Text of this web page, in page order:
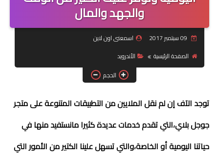
جرافيك
موبايل
كورسات
والجهد والمال
اسمعنى اون لاين
الصفحة الرئيسية
الأندرويد
الحجم
توجد الآف إن لم نقل الملايين من التطبيقات المتنوعة على متجر
جوجل بلاي،التي تقدم خدمات عديدة كثيرا مانستفيد منها في
حياتنا اليومية أو الخاصة،والتي تسهل علينا الكتير من الأمور التي